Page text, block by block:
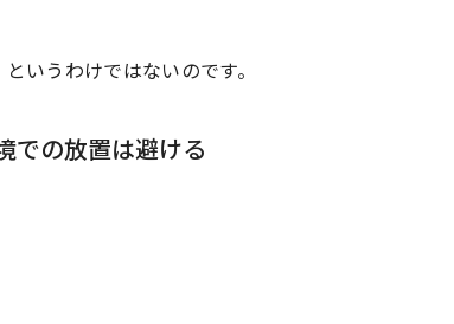
というわけではないのです。
での放置は避ける